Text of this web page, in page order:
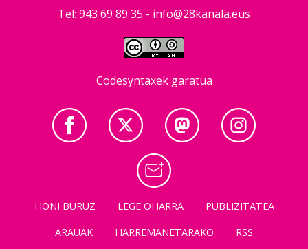
Tel: 943 69 89 35 - info@28kanala.eus
Codesyntaxek garatua
HONI BURUZ LEGE OHARRA
PUBLIZITATEA
ARAUAK
HARREMANETARAKO RSS